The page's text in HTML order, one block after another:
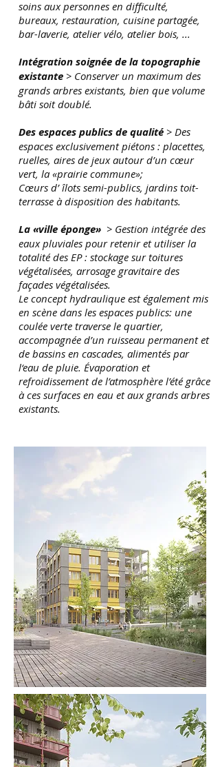
soins aux personnes en difficulté,
bureaux, restauration, cuisine partagée,
bar-laverie, atelier vélo, atelier bois, ...
Intégration soignée de la topographie
existante > Conserver un maximum des
grands arbres existants, bien que volume
bâti soit doublé.
Des espaces publics de qualité > Des
espaces exclusivement piétons : placettes,
ruelles, aires de jeux autour d’un cœur
vert, la «prairie commune»;
Cœurs d’ îlots semi-publics, jardins toit-
terrasse à disposition des habitants.
La «ville éponge» > Gestion intégrée des
eaux pluviales pour retenir et utiliser la
totalité des EP : stockage sur toitures
végétalisées, arrosage gravitaire des
façades végétalisées.
Le concept hydraulique est également mis
en scène dans les espaces publics: une
coulée verte traverse le quartier,
accompagnée d’un ruisseau permanent et
de bassins en cascades, alimentés par
l‘eau de pluie. Évaporation et
refroidissement de l’atmosphère l’été grâce
à ces surfaces en eau et aux grands arbres
existants.